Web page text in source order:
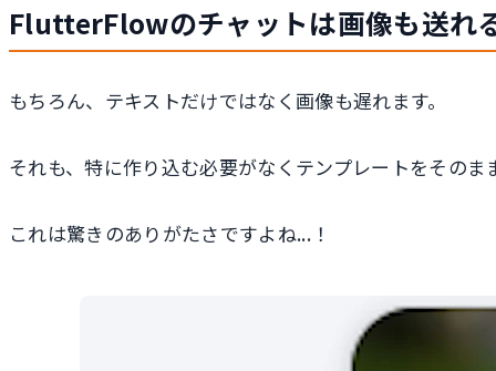
FlutterFlowのチャットは画像も送れ
もちろん、テキストだけではなく画像も遅れます。
それも、特に作り込む必要がなくテンプレートをそのま
これは驚きのありがたさですよね...！